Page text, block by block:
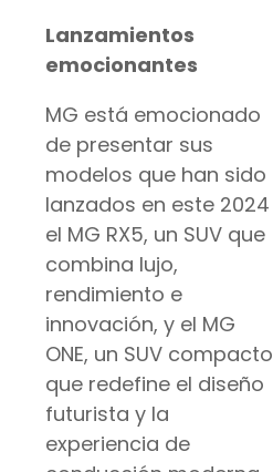
Lanzamientos
emocionantes
MG está emocionado
de presentar sus
modelos que han sido
lanzados en este 2024
el MG RX5, un SUV que
combina lujo,
rendimiento e
innovación, y el MG
ONE, un SUV compacto
que redefine el diseño
futurista y la
experiencia de